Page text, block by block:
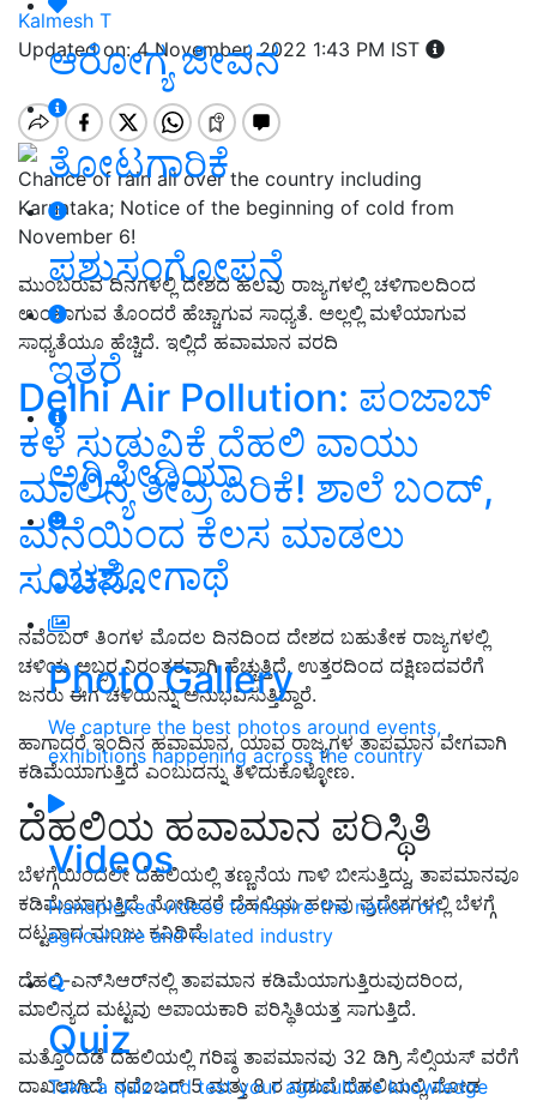
ಆರೋಗ್ಯ ಜೀವನ
ತೋಟಗಾರಿಕೆ
ಪಶುಸಂಗೋಪನೆ
ಇತರೆ
ಅಗ್ರಿಪೀಡಿಯಾ
ಯಶೋಗಾಥೆ
Photo Gallery
We capture the best photos around events,
exhibitions happening across the country
Videos
Handpicked videos to inspire the nation on
agriculture and related industry
Quiz
Take a quiz and test your agriculture knowledge
Kalmesh T
Updated on: 4 November, 2022 1:43 PM IST
Chance of rain all over the country including
Karnataka; Notice of the beginning of cold from
November 6!
ಮುಂಬರುವ ದಿನಗಳಲ್ಲಿ ದೇಶದ ಹಲವು ರಾಜ್ಯಗಳಲ್ಲಿ ಚಳಿಗಾಲದಿಂದ
ಉಂಟಾಗುವ ತೊಂದರೆ ಹೆಚ್ಚಾಗುವ ಸಾಧ್ಯತೆ. ಅಲ್ಲಲ್ಲಿ ಮಳೆಯಾಗುವ
ಸಾಧ್ಯತೆಯೂ ಹೆಚ್ಚಿದೆ. ಇಲ್ಲಿದೆ ಹವಾಮಾನ ವರದಿ
Delhi Air Pollution: ಪಂಜಾಬ್‌
ಕಳೆ ಸುಡುವಿಕೆ ದೆಹಲಿ ವಾಯು
ಮಾಲಿನ್ಯ ತೀವ್ರ ಏರಿಕೆ! ಶಾಲೆ ಬಂದ್‌,
ಮನೆಯಿಂದ ಕೆಲಸ ಮಾಡಲು
ಸೂಚನೆ..
ನವೆಂಬರ್ ತಿಂಗಳ ಮೊದಲ ದಿನದಿಂದ ದೇಶದ ಬಹುತೇಕ ರಾಜ್ಯಗಳಲ್ಲಿ
ಚಳಿಯ ಅಬ್ಬರ ನಿರಂತರವಾಗಿ ಹೆಚ್ಚುತ್ತಿದೆ. ಉತ್ತರದಿಂದ ದಕ್ಷಿಣದವರೆಗೆ
ಜನರು ಈಗ ಚಳಿಯನ್ನು ಅನುಭವಿಸುತ್ತಿದ್ದಾರೆ.
ಹಾಗಾದರೆ ಇಂದಿನ ಹವಾಮಾನ, ಯಾವ ರಾಜ್ಯಗಳ ತಾಪಮಾನ ವೇಗವಾಗಿ
ಕಡಿಮೆಯಾಗುತ್ತಿದೆ ಎಂಬುದನ್ನು ತಿಳಿದುಕೊಳ್ಳೋಣ.
ದೆಹಲಿಯ ಹವಾಮಾನ ಪರಿಸ್ಥಿತಿ
ಬೆಳಗ್ಗೆಯಿಂದಲೇ ದೆಹಲಿಯಲ್ಲಿ ತಣ್ಣನೆಯ ಗಾಳಿ ಬೀಸುತ್ತಿದ್ದು, ತಾಪಮಾನವೂ
ಕಡಿಮೆಯಾಗುತ್ತಿದೆ. ನೋಡಿದರೆ ದೆಹಲಿಯ ಹಲವು ಪ್ರದೇಶಗಳಲ್ಲಿ ಬೆಳಗ್ಗೆ
ದಟ್ಟವಾದ ಮಂಜು ಕವಿದಿದೆ.
ದೆಹಲಿ-ಎನ್‌ಸಿಆರ್‌ನಲ್ಲಿ ತಾಪಮಾನ ಕಡಿಮೆಯಾಗುತ್ತಿರುವುದರಿಂದ,
ಮಾಲಿನ್ಯದ ಮಟ್ಟವು ಅಪಾಯಕಾರಿ ಪರಿಸ್ಥಿತಿಯತ್ತ ಸಾಗುತ್ತಿದೆ.
ಮತ್ತೊಂದೆಡೆ ದೆಹಲಿಯಲ್ಲಿ ಗರಿಷ್ಠ ತಾಪಮಾನವು 32 ಡಿಗ್ರಿ ಸೆಲ್ಸಿಯಸ್ ವರೆಗೆ
ದಾಖಲಾಗಿದೆ. ನವೆಂಬರ್ 5 ಮತ್ತು 8 ರ ನಡುವೆ ದೆಹಲಿಯಲ್ಲಿ ಮೋಡ